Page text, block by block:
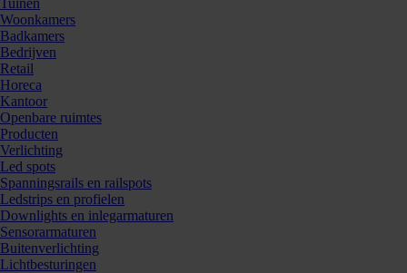
Tuinen
Woonkamers
Badkamers
Bedrijven
Retail
Horeca
Kantoor
Openbare ruimtes
Producten
Verlichting
Led spots
Spanningsrails en railspots
Ledstrips en profielen
Downlights en inlegarmaturen
Sensorarmaturen
Buitenverlichting
Lichtbesturingen